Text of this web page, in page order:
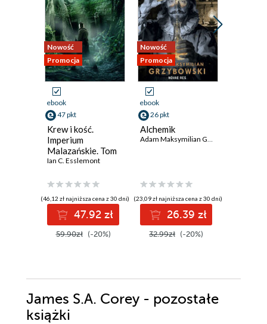
Nowość
Promocja
ebook
47 pkt
Krew i kość.
Imperium
Malazańskie. Tom
5
Ian C. Esslemont
(46,12 zł najniższa cena z 30 dni)
47.92 zł
59.90zł (-20%)
Nowość
Promocja
ebook
26 pkt
Alchemik
Adam Maksymilian Grzybowski
(23,09 zł najniższa cena z 30 dni)
26.39 zł
32.99zł (-20%)
James S.A. Corey - pozostałe
książki